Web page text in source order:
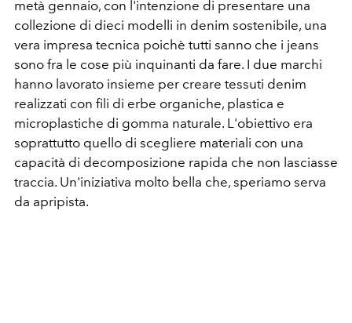
metà gennaio, con l'intenzione di presentare una
collezione di dieci modelli in denim sostenibile, una
vera impresa tecnica poichè tutti sanno che i jeans
sono fra le cose più inquinanti da fare. I due marchi
hanno lavorato insieme per creare tessuti denim
realizzati con fili di erbe organiche, plastica e
microplastiche di gomma naturale. L'obiettivo era
soprattutto quello di scegliere materiali con una
capacità di decomposizione rapida che non lasciasse
traccia. Un'iniziativa molto bella che, speriamo serva
da apripista.